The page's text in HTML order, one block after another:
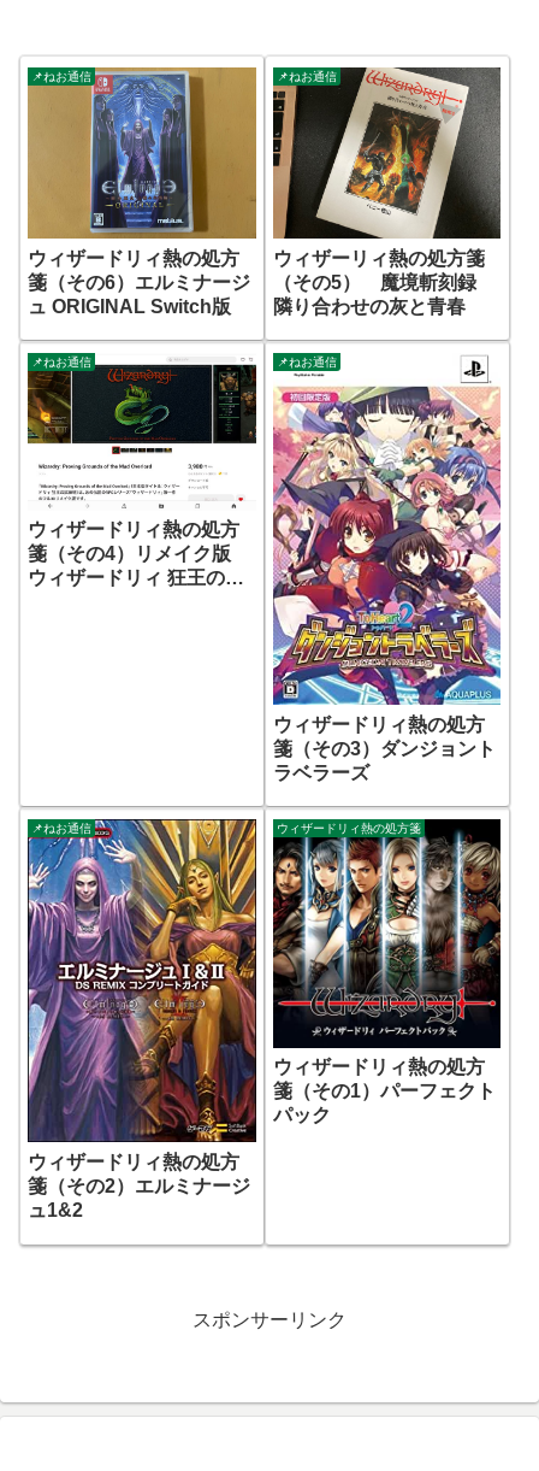
📌ねお通信
ウィザードリィ熱の処方
箋（その6）エルミナージ
ュ ORIGINAL Switch版
📌ねお通信
ウィザーリィ熱の処方箋
（その5） 魔境斬刻録
隣り合わせの灰と青春
📌ねお通信
ウィザードリィ熱の処方
箋（その4）リメイク版
ウィザードリィ 狂王の試
📌ねお通信
ウィザードリィ熱の処方
箋（その3）ダンジョント
ラベラーズ
📌ねお通信
ウィザードリィ熱の処方
箋（その2）エルミナージ
ュ1&2
ウィザードリィ熱の処方箋
ウィザードリィ熱の処方
箋（その1）パーフェクト
パック
スポンサーリンク